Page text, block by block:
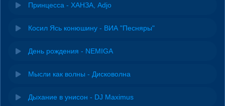
Принцесса - ХАНЗА, Adjo
Косил Ясь конюшину - ВИА "Песняры"
День рождения - NEMIGA
Мысли как волны - Дисковолна
Дыхание в унисон - DJ Maximus